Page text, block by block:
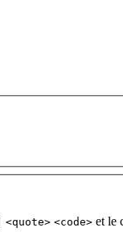
<quote> <code> et le